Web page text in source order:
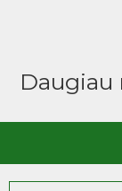
Daugiau